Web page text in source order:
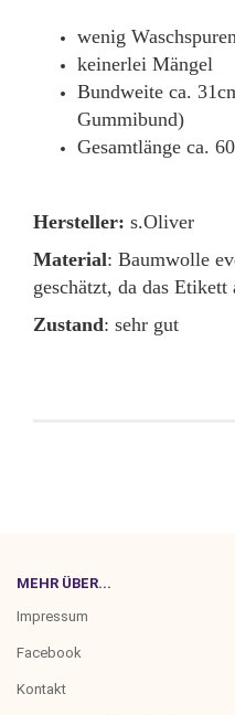
wenig Waschspuren
keinerlei Mängel
Bundweite ca.
Gummibund)
Gesamtlänge ca.
Hersteller: s.Oliver
Material: Baumwolle
geschätzt, da das Etikett
Zustand: sehr gut
MEHR ÜBER...
Impressum
Facebook
Kontakt